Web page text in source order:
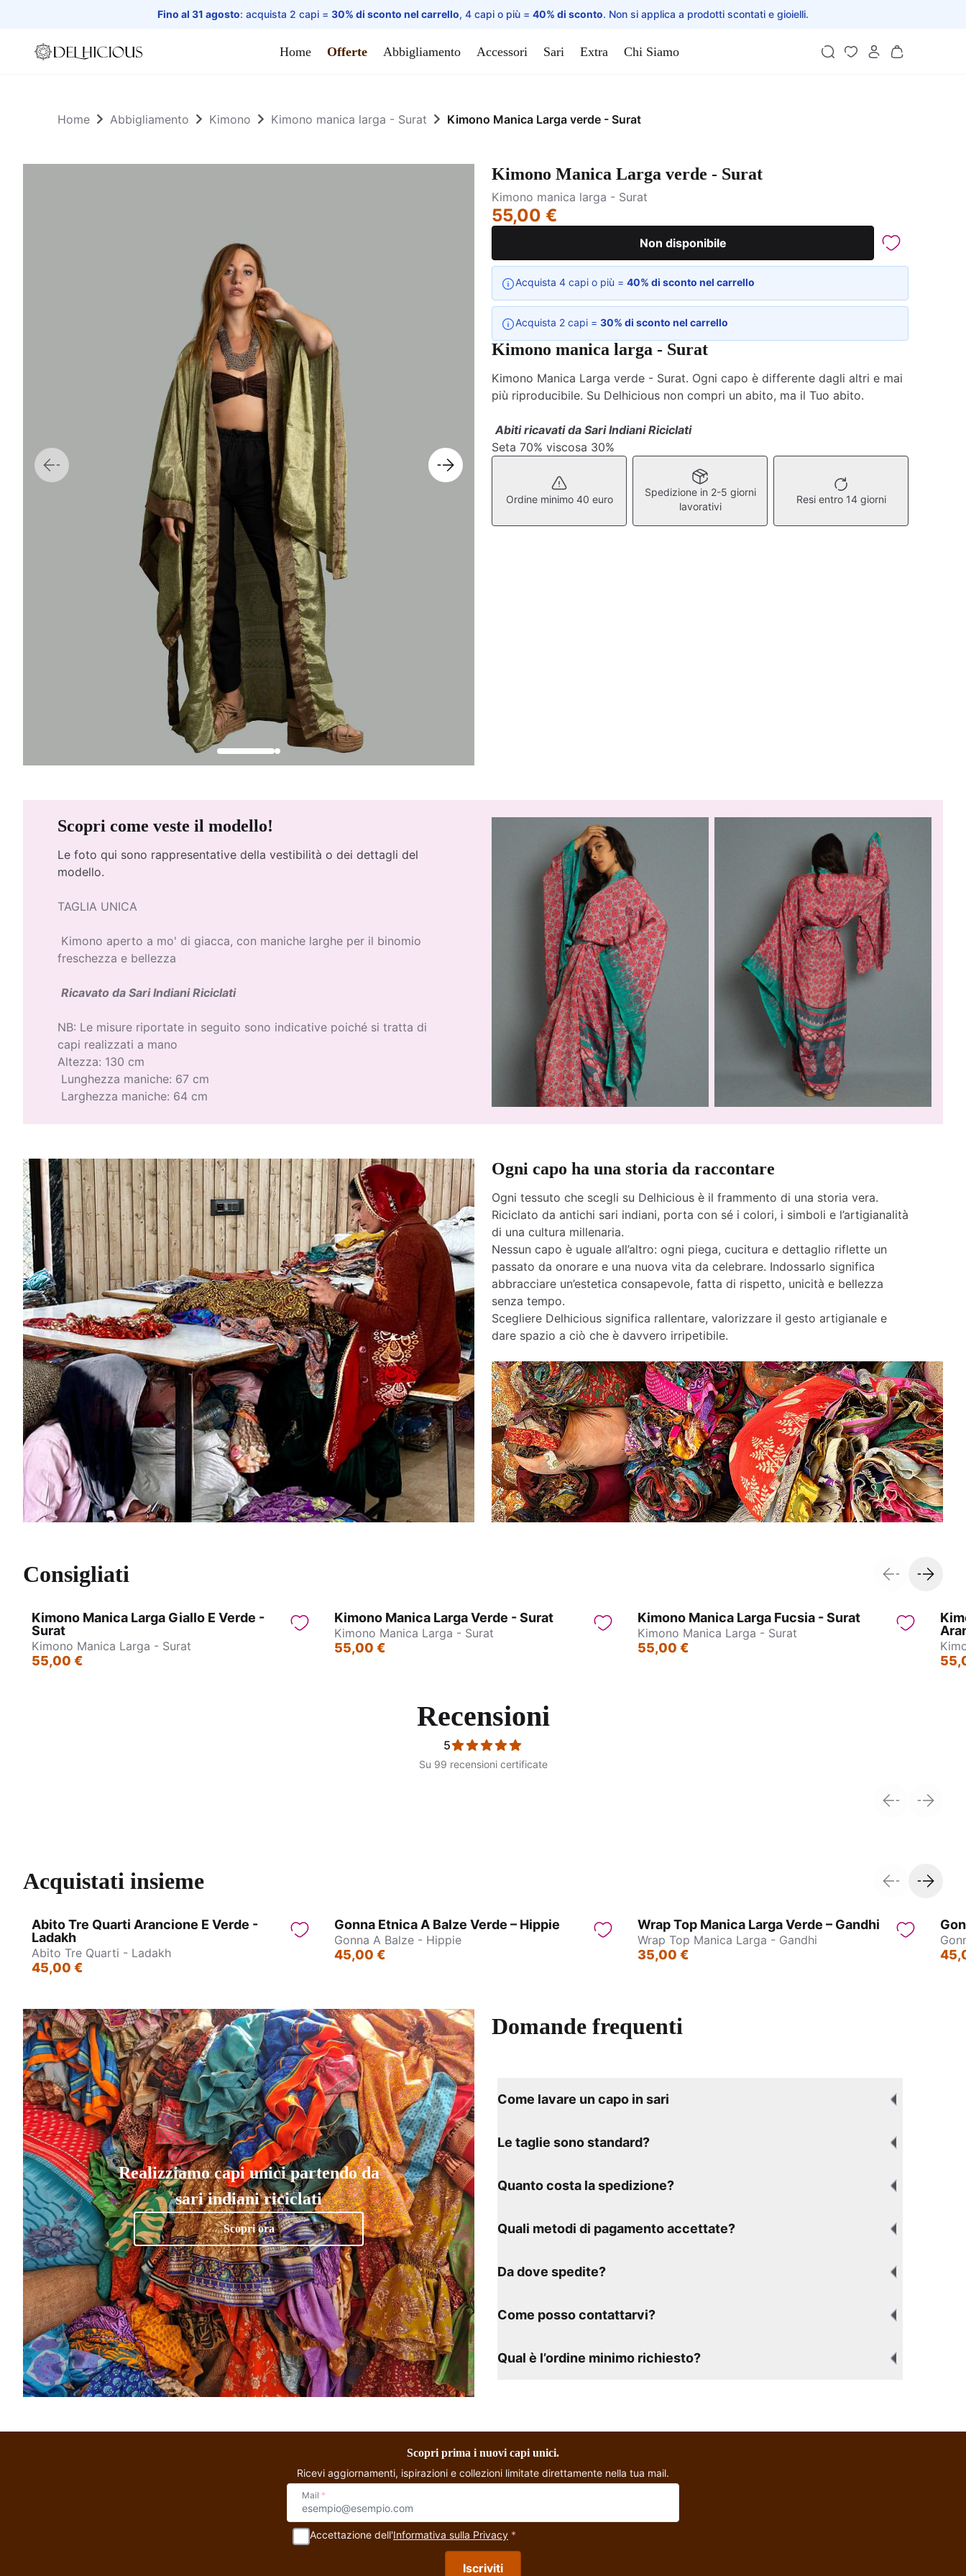
Fino al 31 agosto: acquista 2 capi = 30% di sconto nel carrello, 4 capi o più = 40% di sconto. Non si applica a prodotti scontati e gioielli.
Home
Home Offerte Abbigliamento Accessori Sari Extra Chi Siamo
Home Abbigliamento Kimono Kimono manica larga - Surat Kimono Manica Larga verde - Surat
Kimono Manica Larga verde - Surat
Kimono manica larga - Surat
55,00 €
Non disponibile
Acquista 4 capi o più = 40% di sconto nel carrello
Acquista 2 capi = 30% di sconto nel carrello
Kimono manica larga - Surat
Kimono Manica Larga verde - Surat. Ogni capo è differente dagli altri e mai
più riproducibile. Su Delhicious non compri un abito, ma il Tuo abito.
Abiti ricavati da Sari Indiani Riciclati
Seta 70% viscosa 30%
Ordine minimo 40 euro
Spedizione in 2-5 giorni
lavorativi
Resi entro 14 giorni
Scopri come veste il modello!
Le foto qui sono rappresentative della vestibilità o dei dettagli del
modello.
TAGLIA UNICA
Kimono aperto a mo' di giacca, con maniche larghe per il binomio
freschezza e bellezza
Ricavato da Sari Indiani Riciclati
NB: Le misure riportate in seguito sono indicative poiché si tratta di
capi realizzati a mano
Altezza: 130 cm
Lunghezza maniche: 67 cm
Larghezza maniche: 64 cm
Ogni capo ha una storia da raccontare
Ogni tessuto che scegli su Delhicious è il frammento di una storia vera.
Riciclato da antichi sari indiani, porta con sé i colori, i simboli e l’artigianalità
di una cultura millenaria.
Nessun capo è uguale all’altro: ogni piega, cucitura e dettaglio riflette un
passato da onorare e una nuova vita da celebrare. Indossarlo significa
abbracciare un’estetica consapevole, fatta di rispetto, unicità e bellezza
senza tempo.
Scegliere Delhicious significa rallentare, valorizzare il gesto artigianale e
dare spazio a ciò che è davvero irripetibile.
Consigliati
Kimono Manica Larga Giallo E Verde -
Surat
Kimono Manica Larga - Surat
55,00 €
Kimono Manica Larga Verde - Surat
Kimono Manica Larga - Surat
55,00 €
Kimono Manica Larga Fucsia - Surat
Kimono Manica Larga - Surat
55,00 €
Recensioni
5
Su 99 recensioni certificate
Kimono Corto Patchwork Reversibile
Acquistati insieme
Abito Tre Quarti Arancione E Verde -
Ladakh
Abito Tre Quarti - Ladakh
45,00 €
Gonna Etnica A Balze Verde – Hippie
Gonna A Balze - Hippie
45,00 €
Wrap Top Manica Larga Verde – Gandhi
Wrap Top Manica Larga - Gandhi
35,00 €
Realizziamo capi unici partendo da
sari indiani riciclati
Scopri ora
Domande frequenti
Come lavare un capo in sari
Le taglie sono standard?
Quanto costa la spedizione?
Quali metodi di pagamento accettate?
Da dove spedite?
Come posso contattarvi?
Qual è l’ordine minimo richiesto?
Scopri prima i nuovi capi unici.
Ricevi aggiornamenti, ispirazioni e collezioni limitate direttamente nella tua mail.
Mail *
Accettazione dell'Informativa sulla Privacy *
Iscriviti